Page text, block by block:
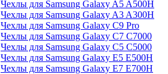
Чехлы для Samsung Galaxy A5 A500H
Чехлы для Samsung Galaxy A3 A300H
Чехлы для Samsung Galaxy C9 Pro
Чехлы для Samsung Galaxy C7 C7000
Чехлы для Samsung Galaxy C5 C5000
Чехлы для Samsung Galaxy E5 E500H
Чехлы для Samsung Galaxy E7 E700H